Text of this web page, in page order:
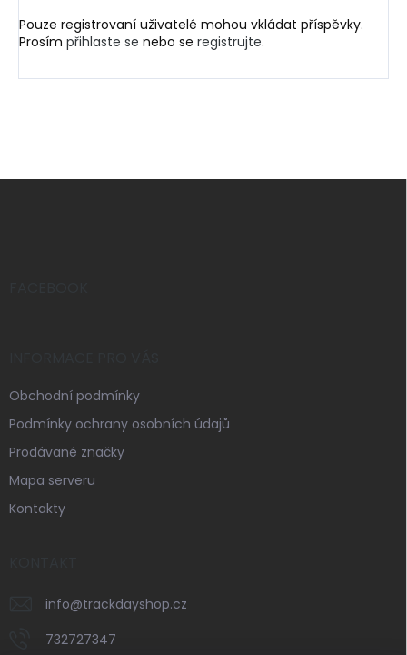
Pouze registrovaní uživatelé mohou vkládat příspěvky.
Prosím přihlaste se nebo se registrujte.
Z
Obchodní podmínky
Podmínky ochrany osobních údajů
Prodávané značky
Mapa serveru
Kontakty
info@trackdayshop.cz
732727347